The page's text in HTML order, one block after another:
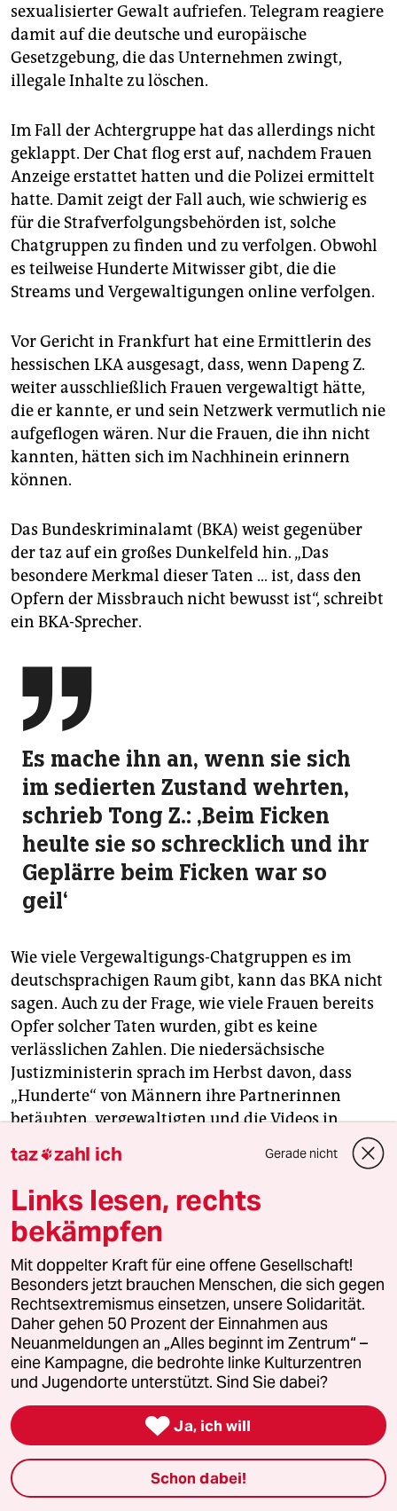
sexualisierter Gewalt aufriefen. Telegram reagiere
damit auf die deutsche und europäische
Gesetzgebung, die das Unternehmen zwingt,
illegale Inhalte zu löschen.
Im Fall der Achtergruppe hat das allerdings nicht
geklappt. Der Chat flog erst auf, nachdem Frauen
Anzeige erstattet hatten und die Polizei ermittelt
hatte. Damit zeigt der Fall auch, wie schwierig es
für die Strafverfolgungsbehörden ist, solche
Chatgruppen zu finden und zu verfolgen. Obwohl
es teilweise Hunderte Mitwisser gibt, die die
Streams und Vergewaltigungen online verfolgen.
Vor Gericht in Frankfurt hat eine Ermittlerin des
hessischen LKA ausgesagt, dass, wenn Dapeng Z.
weiter ausschließlich Frauen vergewaltigt hätte,
die er kannte, er und sein Netzwerk vermutlich nie
aufgeflogen wären. Nur die Frauen, die ihn nicht
kannten, hätten sich im Nachhinein erinnern
können.
Das Bundeskriminalamt (BKA) weist gegenüber
der taz auf ein großes Dunkelfeld hin. „Das
besondere Merkmal dieser Taten … ist, dass den
Opfern der Missbrauch nicht bewusst ist“, schreibt
ein BKA-Sprecher.

Es mache ihn an, wenn sie sich
im sedierten Zustand wehrten,
schrieb Tong Z.: ‚Beim Ficken
heulte sie so schrecklich und ihr
Geplärre beim Ficken war so
geil‘
Wie viele Vergewaltigungs-Chatgruppen es im
deutschsprachigen Raum gibt, kann das BKA nicht
sagen. Auch zu der Frage, wie viele Frauen bereits
Opfer solcher Taten wurden, gibt es keine
verlässlichen Zahlen. Die niedersächsische
Justizministerin sprach im Herbst davon, dass
„Hunderte“ von Männern ihre Partnerinnen
betäubten, vergewaltigten und die Videos in
Auf seiner Website klärt das BKA über diese
Sexualstraftaten auf und versucht, Frauen für
Anzeichen von Betäubungen zu sensibilisieren.
Verhaltensänderungen sollten ernst genommen
werden, schreibt das BKA, etwa ungewöhnlich
langer Schlaf, unerklärliche Abgeschlagenheit am
Morgen, blaue Flecken, aufwachen an Orten, an
denen man nicht eingeschlafen ist.
Im Münchner Prozess liest Richter Koppenleitner
aus dem Chat von Zhongyi J. vor, nachdem der
bereits zugegeben hat, seine Nachbarin betäubt
und vergewaltigt zu haben. Im Telegram-Chat
hatte er gefragt, wie hoch die Dosis der
taz zahl ich Gerade nicht
Links lesen, rechts
bekämpfen
Mit doppelter Kraft für eine offene Gesellschaft!
Besonders jetzt brauchen Menschen, die sich gegen
Rechtsextremismus einsetzen, unsere Solidarität.
Daher gehen 50 Prozent der Einnahmen aus
Neuanmeldungen an „Alles beginnt im Zentrum“ –
eine Kampagne, die bedrohte linke Kulturzentren
und Jugendorte unterstützt. Sind Sie dabei?
 Ja, ich will
Schon dabei!